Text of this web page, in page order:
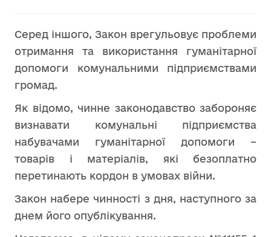
Серед іншого, Закон врегульовує проблеми
отримання та використання гуманітарної
допомоги комунальними підприємствами
громад.
Як відомо, чинне законодавство забороняє
визнавати комунальні підприємства
набувачами гуманітарної допомоги –
товарів і матеріалів, які безоплатно
перетинають кордон в умовах війни.
Закон набере чинності з дня, наступного за
днем його опублікування.